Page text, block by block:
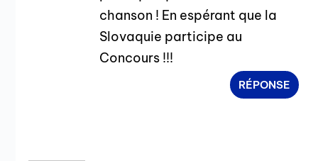
chanson ! En espérant que la
Slovaquie participe au
Concours !!!
RÉPONSE